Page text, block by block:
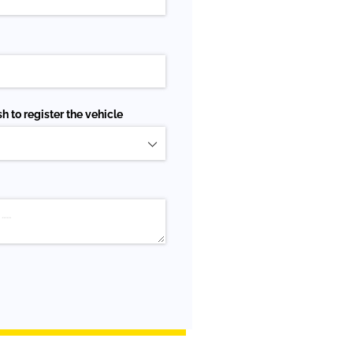
to register the vehicle